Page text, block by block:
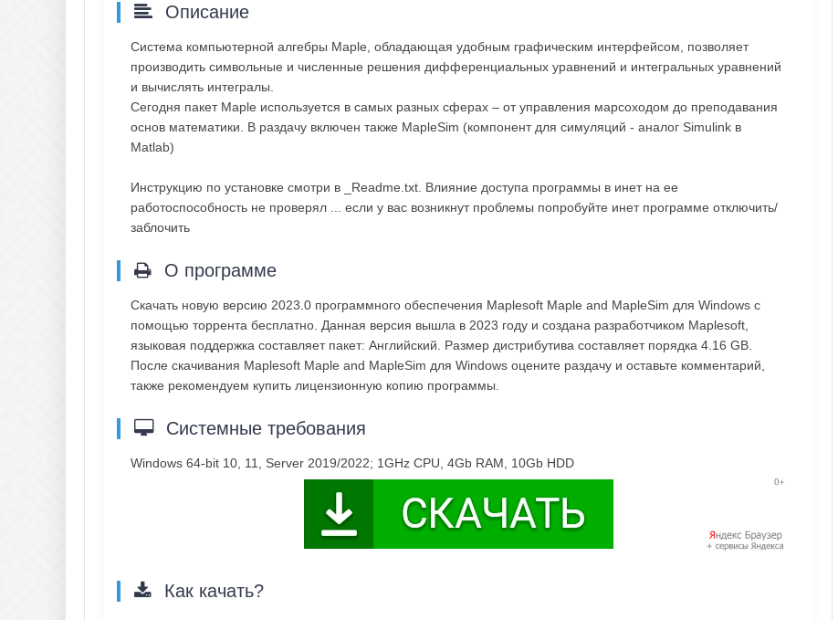
Описание
Система компьютерной алгебры Maple, обладающая удобным графическим интерфейсом, позволяет
производить символьные и численные решения дифференциальных уравнений и интегральных уравнений
и вычислять интегралы.
Сегодня пакет Maple используется в самых разных сферах – от управления марсоходом до преподавания
основ математики. В раздачу включен также MapleSim (компонент для симуляций - аналог Simulink в
Matlab)
Инструкцию по установке смотри в _Readme.txt. Влияние доступа программы в инет на ее
работоспособность не проверял ... если у вас возникнут проблемы попробуйте инет программе отключить/
заблочить
О программе
Скачать новую версию 2023.0 программного обеспечения Maplesoft Maple and MapleSim для Windows с
помощью торрента бесплатно. Данная версия вышла в 2023 году и создана разработчиком Maplesoft,
языковая поддержка составляет пакет: Английский. Размер дистрибутива составляет порядка 4.16 GB.
После скачивания Maplesoft Maple and MapleSim для Windows оцените раздачу и оставьте комментарий,
также рекомендуем купить лицензионную копию программы.
Системные требования
Windows 64-bit 10, 11, Server 2019/2022; 1GHz CPU, 4Gb RAM, 10Gb HDD
Как качать?